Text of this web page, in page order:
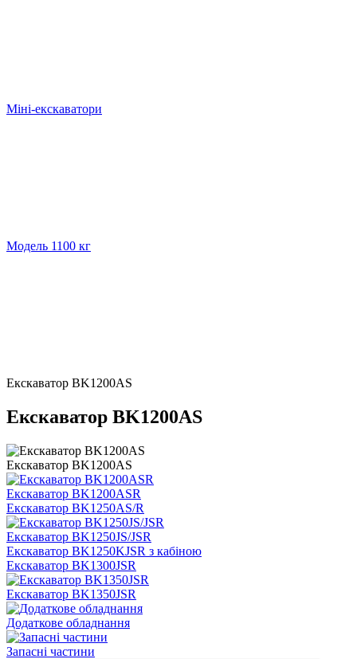
Міні-екскаватори
Модель 1100 кг
Екскаватор BK1200AS
Екскаватор BK1200AS
Екскаватор BK1200AS
Екскаватор BK1200ASR
Екскаватор BK1250AS/R
Екскаватор BK1250JS/JSR
Екскаватор BK1250KJSR з кабіною
Екскаватор BK1300JSR
Екскаватор BK1350JSR
Додаткове обладнання
Запасні частини